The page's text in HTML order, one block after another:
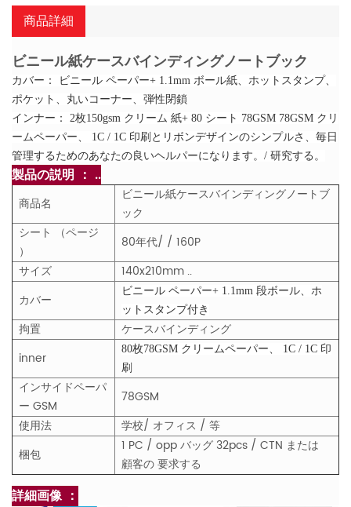
商品詳細
ビニール紙ケースバインディングノートブック
カバー： ビニール ペーパー+ 1.1mm ボール紙、ホットスタンプ、
ポケット、丸いコーナー、弾性閉鎖
インナー： 2枚150gsm クリーム 紙+ 80 シート 78GSM 78GSM クリ
ームペーパー、 1C / 1C 印刷とリボンデザインのシンプルさ、毎日
管理するためのあなたの良いヘルパーになります。/ 研究する。
製品の説明 ： ..
商品名
ビニール紙ケースバインディングノートブ
ック
シート （ページ
）
80年代/ / 160P
サイズ
140x210mm ..
カバー
ビニール ペーパー+ 1.1mm 段ボール、ホ
ットスタンプ付き
拘置
ケースバインディング
inner
80枚78GSM クリームペーパー、 1C / 1C 印
刷
インサイドペーパ
ー GSM
78GSM
使用法
学校/ オフィス / 等
梱包
1 PC / opp バッグ32pcs / CTN または
顧客の 要求する
詳細画像 ：